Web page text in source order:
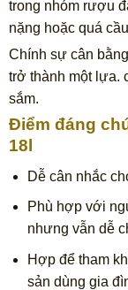
trong nhóm rượu
nặng hoặc quá
Chính sự cân
trở thành một lựa.
sắm.
Điểm đáng
18l
Dễ cân nhắc
Phù hợp với
nhưng vẫn dễ
Hợp để tham
sản dùng gia